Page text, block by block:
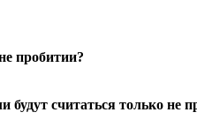
пробитии?
считаться только не